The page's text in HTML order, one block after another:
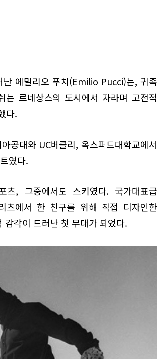
난 에밀리오 푸치(Emilio Pucci)는, 귀족
르네상스의 도시에서 자라며 고전적
다.
공대와 UC버클리, 옥스퍼드대학교에서
였다.
, 그중에서도 스키였다. 국가대표급
츠에서 한 친구를 위해 직접 디자인한
감각이 드러난 첫 무대가 되었다.